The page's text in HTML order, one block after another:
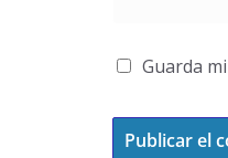
Guarda